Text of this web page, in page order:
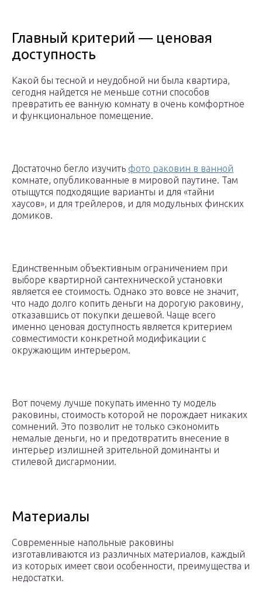
Главный критерий — ценовая
доступность
Какой бы тесной и неудобной ни была квартира,
сегодня найдется не меньше сотни способов
превратить ее ванную комнату в очень комфортное
и функциональное помещение.
Достаточно бегло изучить фото раковин в ванной
комнате, опубликованные в мировой паутине. Там
отыщутся подходящие варианты и для «тайни
хаусов», и для трейлеров, и для модульных финских
домиков.
Единственным объективным ограничением при
выборе квартирной сантехнической установки
является ее стоимость. Однако это вовсе не значит,
что надо долго копить деньги на дорогую раковину,
отказавшись от покупки дешевой. Чаще всего
именно ценовая доступность является критерием
совместимости конкретной модификации с
окружающим интерьером.
Вот почему лучше покупать именно ту модель
раковины, стоимость которой не порождает никаких
сомнений. Это позволит не только сэкономить
немалые деньги, но и предотвратить внесение в
интерьер излишней зрительной доминанты и
стилевой дисгармонии.
Материалы
Современные напольные раковины
изготавливаются из различных материалов, каждый
из которых имеет свои особенности, преимущества и
недостатки.